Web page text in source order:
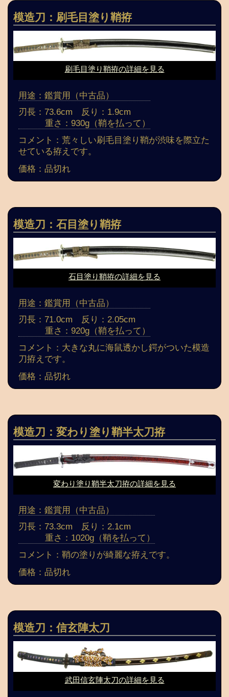
模造刀：刷毛目塗り鞘拵
刷毛目塗り鞘拵の詳細を見る
用途：鑑賞用（中古品）
刃長：73.6cm 反り：1.9cm
重さ：930g（鞘を払って）
コメント：荒々しい刷毛目塗り鞘が渋味を際立た
せている拵えです。
価格：品切れ
模造刀：石目塗り鞘拵
石目塗り鞘拵の詳細を見る
用途：鑑賞用（中古品）
刃長：71.0cm 反り：2.05cm
重さ：920g（鞘を払って）
コメント：大きな丸に海鼠透かし鍔がついた模造
刀拵えです。
価格：品切れ
模造刀：変わり塗り鞘半太刀拵
変わり塗り鞘半太刀拵の詳細を見る
用途：鑑賞用（中古品）
刃長：73.3cm 反り：2.1cm
重さ：1020g（鞘を払って）
コメント：鞘の塗りが綺麗な拵えです。
価格：品切れ
模造刀：信玄陣太刀
武田信玄陣太刀の詳細を見る